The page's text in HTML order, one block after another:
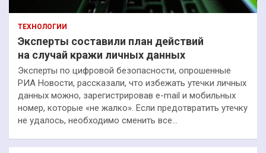
ТЕХНОЛОГИИ
Эксперты составили план действий
на случай кражи личных данных
Эксперты по цифровой безопасности, опрошенные
РИА Новости, рассказали, что избежать утечки личных
данных можно, зарегистрировав e-mail и мобильных
номер, которые «не жалко». Если предотвратить утечку
не удалось, необходимо сменить все…